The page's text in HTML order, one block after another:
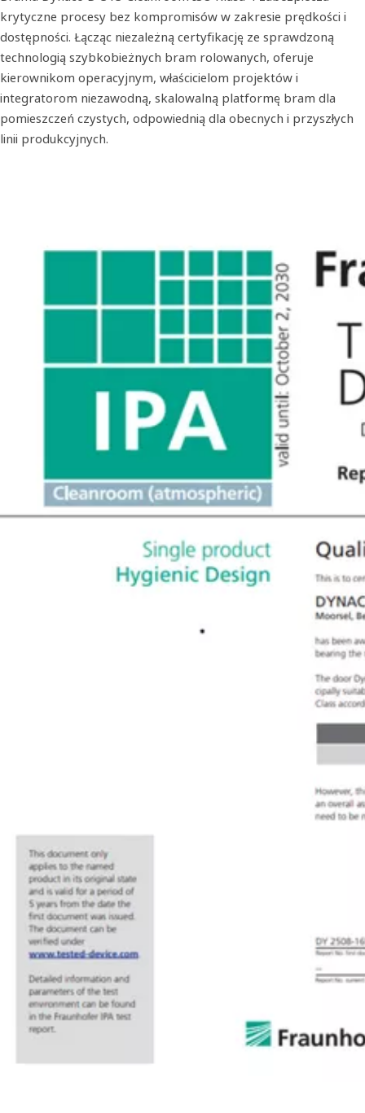
krytyczne procesy bez kompromisów w zakresie prędkości i
dostępności. Łącząc niezależną certyfikację ze sprawdzoną
technologią szybkobieżnych bram rolowanych, oferuje
kierownikom operacyjnym, właścicielom projektów i
integratorom niezawodną, skalowalną platformę bram dla
pomieszczeń czystych, odpowiednią dla obecnych i przyszłych
linii produkcyjnych.